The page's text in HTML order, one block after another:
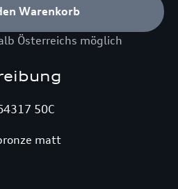
50C
matt
Warenkorb
Österreichs möglich